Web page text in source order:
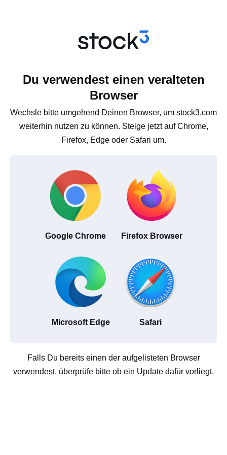
Du verwendest einen veralteten
Browser
Wechsle bitte umgehend Deinen Browser, um stock3.com
weiterhin nutzen zu können. Steige jetzt auf Chrome,
Firefox, Edge oder Safari um.
Google Chrome Firefox Browser
Microsoft Edge Safari
Falls Du bereits einen der aufgelisteten Browser
verwendest, überprüfe bitte ob ein Update dafür vorliegt.